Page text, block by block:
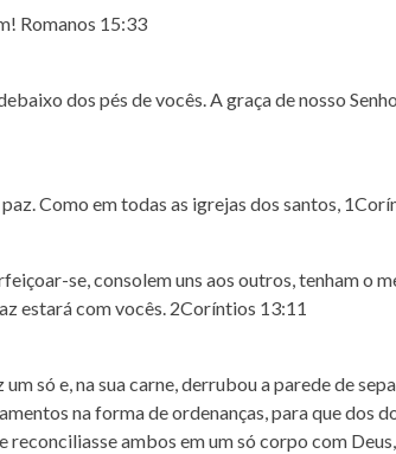
Romanos 15:33
dos pés de vocês. A graça de nosso
Como em todas as igrejas dos santos,
se, consolem uns aos outros, tenham o
estará com vocês. 2Coríntios 13:11
só e, na sua carne, derrubou a parede de
na forma de ordenanças, para que dos
reconciliasse ambos em um só corpo com